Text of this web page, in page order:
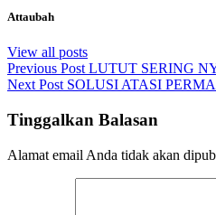
Attaubah
View all posts
Previous Post LUTUT SERING
Next Post SOLUSI ATASI
Tinggalkan Balasan
Alamat email Anda tidak akan